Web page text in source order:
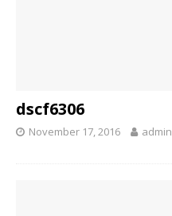
dscf6306
November 17, 2016 admin